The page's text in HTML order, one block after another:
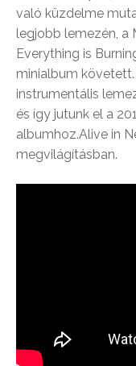
való küzdelme
legjobb lemezén, a
Everything is
minialbum
instrumentális
és így jutunk el a
albumhoz.Alive in
megvilágításban.